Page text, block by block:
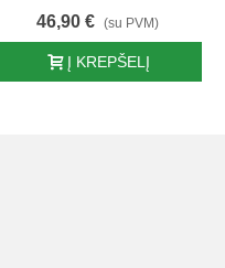
46,90 € (su PVM)
Į KREPŠELĮ